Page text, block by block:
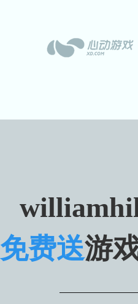
免费送游